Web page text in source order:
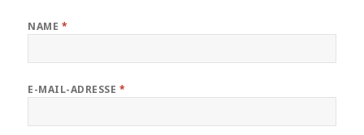
NAME *
E-MAIL-ADRESSE *